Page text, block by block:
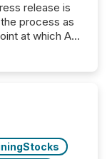
release is
process as
at which AI
hour
The